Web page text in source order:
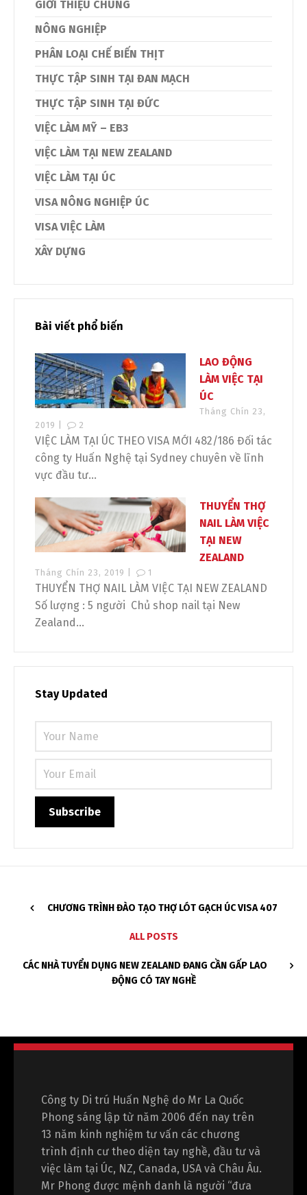
GIỚI THIỆU CHUNG
NÔNG NGHIỆP
PHÂN LOẠI CHẾ BIẾN THỊT
THỰC TẬP SINH TẠI ĐAN MẠCH
THỰC TẬP SINH TẠI ĐỨC
VIỆC LÀM MỸ – EB3
VIỆC LÀM TẠI NEW ZEALAND
VIỆC LÀM TẠI ÚC
VISA NÔNG NGHIỆP ÚC
VISA VIỆC LÀM
XÂY DỰNG
Bài viết phổ biến
LAO ĐỘNG
LÀM VIỆC TẠI
ÚC
Tháng Chín 23,
2019 |
2
VIỆC LÀM TẠI ÚC THEO VISA MỚI 482/186 Đối tác
công ty Huấn Nghệ tại Sydney chuyên về lĩnh
vực đầu tư...
THUYỂN THỢ
NAIL LÀM VIỆC
TẠI NEW
ZEALAND
Tháng Chín 23, 2019 | 1
THUYỂN THỢ NAIL LÀM VIỆC TẠI NEW ZEALAND
Số lượng : 5 người Chủ shop nail tại New
Zealand...
Stay Updated
CHƯƠNG TRÌNH ĐÀO TẠO THỢ LÓT GẠCH ÚC VISA 407
ALL POSTS
CÁC NHÀ TUYỂN DỤNG NEW ZEALAND ĐANG CẦN GẤP LAO
ĐỘNG CÓ TAY NGHỀ
Công ty Di trú Huấn Nghệ do Mr La Quốc
Phong sáng lập từ năm 2006 đến nay trên
13 năm kinh nghiệm tư vấn các chương
trình định cư theo diện tay nghề, đầu tư và
việc làm tại Úc, NZ, Canada, USA và Châu Âu.
Mr Phong được mệnh danh là người “đưa